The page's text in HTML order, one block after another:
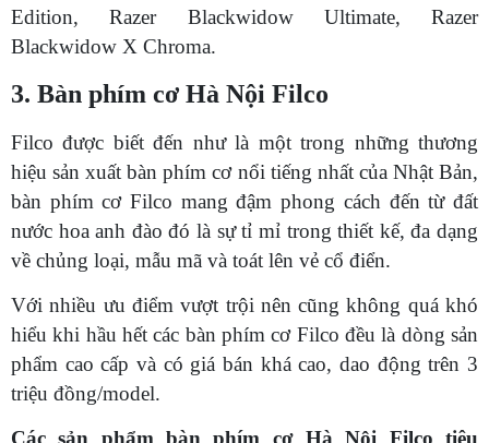
Edition, Razer Blackwidow Ultimate, Razer
Blackwidow X Chroma.
3. Bàn phím cơ Hà Nội Filco
Filco được biết đến như là một trong những thương
hiệu sản xuất bàn phím cơ nổi tiếng nhất của Nhật Bản,
bàn phím cơ Filco mang đậm phong cách đến từ đất
nước hoa anh đào đó là sự tỉ mỉ trong thiết kế, đa dạng
về chủng loại, mẫu mã và toát lên vẻ cổ điển.
Với nhiều ưu điểm vượt trội nên cũng không quá khó
hiểu khi hầu hết các bàn phím cơ Filco đều là dòng sản
phẩm cao cấp và có giá bán khá cao, dao động trên 3
triệu đồng/model.
Các sản phẩm bàn phím cơ Hà Nội Filco tiêu